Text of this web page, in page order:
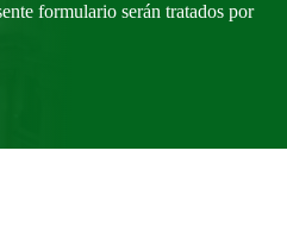
formulario serán tratados por